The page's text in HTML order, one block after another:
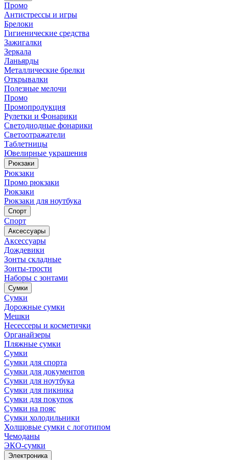
Промо
Антистрессы и игры
Брелоки
Гигиенические средства
Зажигалки
Зеркала
Ланьярды
Металлические брелки
Открывалки
Полезные мелочи
Промо
Промопродукция
Рулетки и Фонарики
Светодиодные фонарики
Светоотражатели
Таблетницы
Ювелирные украшения
Рюкзаки
Рюкзаки
Промо рюкзаки
Рюкзаки
Рюкзаки для ноутбука
Спорт
Спорт
Аксессуары
Аксессуары
Дождевики
Зонты складные
Зонты-трости
Наборы с зонтами
Сумки
Сумки
Дорожные сумки
Мешки
Несессеры и косметички
Органайзеры
Пляжные сумки
Сумки
Сумки для спорта
Сумки для документов
Сумки для ноутбука
Сумки для пикника
Сумки для покупок
Сумки на пояс
Сумки холодильники
Холщовые сумки с логотипом
Чемоданы
ЭКО-сумки
Электроника